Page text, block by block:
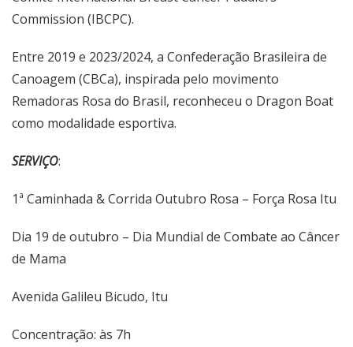
Commission (IBCPC).
Entre 2019 e 2023/2024, a Confederação Brasileira de
Canoagem (CBCa), inspirada pelo movimento
Remadoras Rosa do Brasil, reconheceu o Dragon Boat
como modalidade esportiva.
SERVIÇO:
1ª Caminhada & Corrida Outubro Rosa – Força Rosa Itu
Dia 19 de outubro – Dia Mundial de Combate ao Câncer
de Mama
Avenida Galileu Bicudo, Itu
Concentração: às 7h